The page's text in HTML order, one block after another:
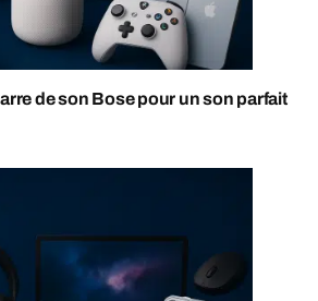
de son Bose pour un son parfait